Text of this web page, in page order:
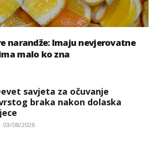
narandže: Imaju nevjerovatne
malo ko zna
savjeta za očuvanje
braka nakon dolaska
Posted
03/08/2026